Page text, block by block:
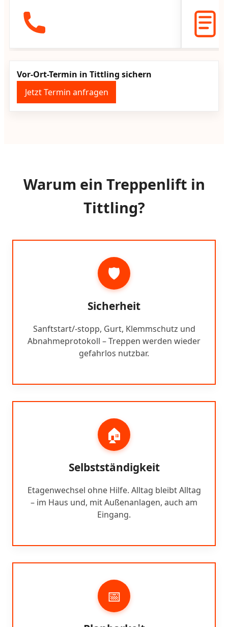
Vor-Ort-Termin in Tittling sichern
Jetzt Termin anfragen
Warum ein Treppenlift in
Tittling?
🛡️
Sicherheit
Sanftstart/-stopp, Gurt, Klemmschutz und
Abnahmeprotokoll – Treppen werden wieder
gefahrlos nutzbar.
🏠
Selbstständigkeit
Etagenwechsel ohne Hilfe. Alltag bleibt Alltag
– im Haus und, mit Außenanlagen, auch am
Eingang.
📅